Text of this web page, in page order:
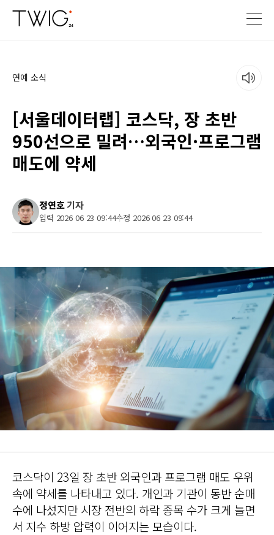
연예 소식
[서울데이터랩] 코스닥, 장 초반
950선으로 밀려…외국인·프로그램
매도에 약세
정연호기자
입력 2026 06 23 09:44수정 2026 06 23 09:44
코스닥이 23일 장 초반 외국인과 프로그램 매도 우위
속에 약세를 나타내고 있다. 개인과 기관이 동반 순매
수에 나섰지만 시장 전반의 하락 종목 수가 크게 늘면
서 지수 하방 압력이 이어지는 모습이다.